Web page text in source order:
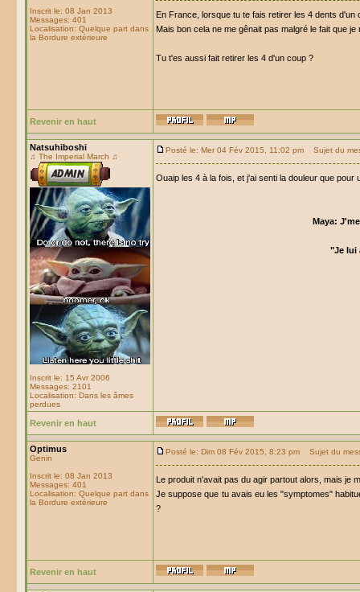
Inscrit le: 08 Jan 2013
Messages: 401
Localisation: Quelque part dans
la Bordure extérieure
En France, lorsque tu te fais retirer les 4 dents
Mais bon cela ne me gênait pas malgré le fait que
Tu t'es aussi fait retirer les 4 d'un coup ?
Revenir en haut
Natsuhiboshi
♫ The Imperial March ♫
Inscrit le: 15 Avr 2006
Messages: 2101
Localisation: Dans les âmes
perdues
Posté le: Mer 04 Fév 2015, 11:02 pm Sujet du
Ouaip les 4 à la fois, et j'ai senti la douleur que pour
Maya:
"Je lui
Revenir en haut
Optimus
Genin
Inscrit le: 08 Jan 2013
Messages: 401
Localisation: Quelque part dans
la Bordure extérieure
Posté le: Dim 08 Fév 2015, 8:23 pm Sujet du
Le produit n'avait pas du agir partout alors, mais je
Je suppose que tu avais eu les "symptomes"
?
Revenir en haut